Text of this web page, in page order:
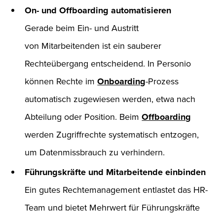
On- und Offboarding automatisieren
Gerade beim Ein- und Austritt
von Mitarbeitenden ist ein sauberer
Rechteübergang entscheidend. In Personio
können Rechte imOnboarding-Prozess
automatisch zugewiesen werden, etwa nach
Abteilung oder Position. BeimOffboarding
werden Zugriffrechte systematisch entzogen,
um Datenmissbrauch zu verhindern.
Führungskräfte und Mitarbeitende einbinden
Ein gutes Rechtemanagement entlastet das HR-
Team und bietet Mehrwert für Führungskräfte